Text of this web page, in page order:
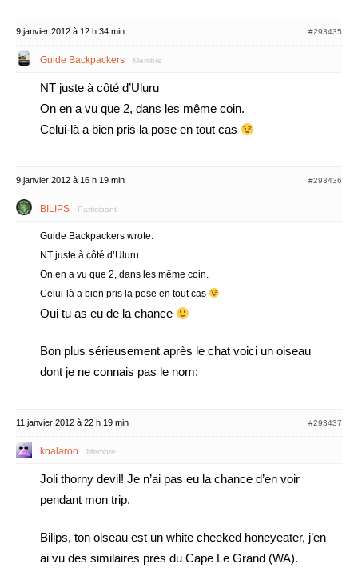
9 janvier 2012 à 12 h 34 min #293435
Guide Backpackers Membre
NT juste à côté d’Uluru
On en a vu que 2, dans les même coin.
Celui-là a bien pris la pose en tout cas
9 janvier 2012 à 16 h 19 min #293436
BILIPS Participant
Guide Backpackers wrote:
NT juste à côté d’Uluru
On en a vu que 2, dans les même coin.
Celui-là a bien pris la pose en tout cas
Oui tu as eu de la chance
Bon plus sérieusement après le chat voici un oiseau
dont je ne connais pas le nom:
11 janvier 2012 à 22 h 19 min #293437
koalaroo Membre
Joli thorny devil! Je n’ai pas eu la chance d’en voir
pendant mon trip.
Bilips, ton oiseau est un white cheeked honeyeater, j’en
ai vu des similaires près du Cape Le Grand (WA).